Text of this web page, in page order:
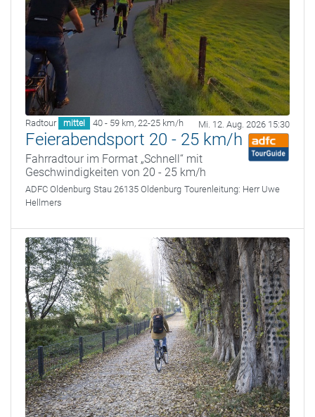
Radtour mittel 40 - 59 km, 22-25 km/h Mi. 12. Aug. 2026 15:30
Feierabendsport 20 - 25 km/h
Fahrradtour im Format „Schnell“ mit
Geschwindigkeiten von 20 - 25 km/h
ADFC Oldenburg Stau 26135 Oldenburg Tourenleitung: Herr Uwe
Hellmers